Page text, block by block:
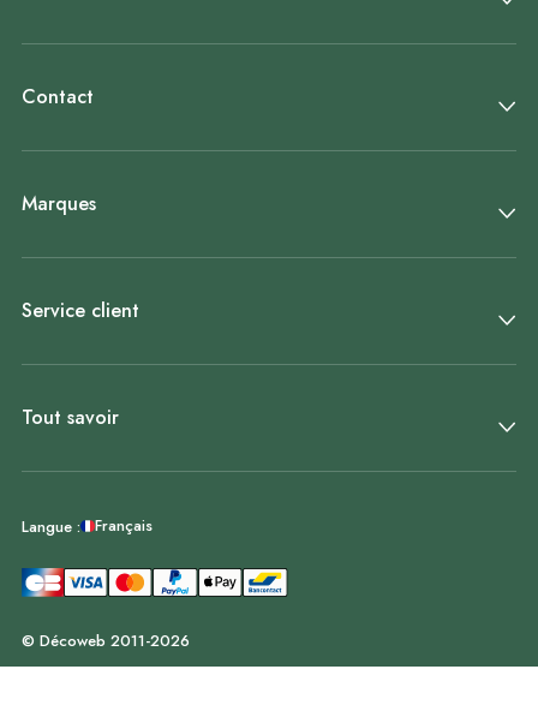
Contact
Marques
Service client
Tout savoir
Langue : Français
© Décoweb 2011-2026